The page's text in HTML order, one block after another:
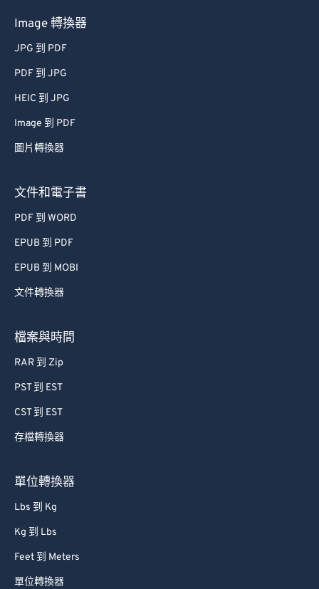
Image 轉換器
JPG 到 PDF
PDF 到 JPG
HEIC 到 JPG
Image 到 PDF
圖片轉換器
文件和電子書
PDF 到 WORD
EPUB 到 PDF
EPUB 到 MOBI
文件轉換器
檔案與時間
RAR 到 Zip
PST 到 EST
CST 到 EST
存檔轉換器
單位轉換器
Lbs 到 Kg
Kg 到 Lbs
Feet 到 Meters
單位轉換器